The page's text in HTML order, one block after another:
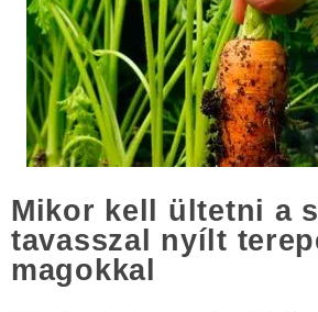
Mikor kell ültetni a
tavasszal nyílt
magokkal